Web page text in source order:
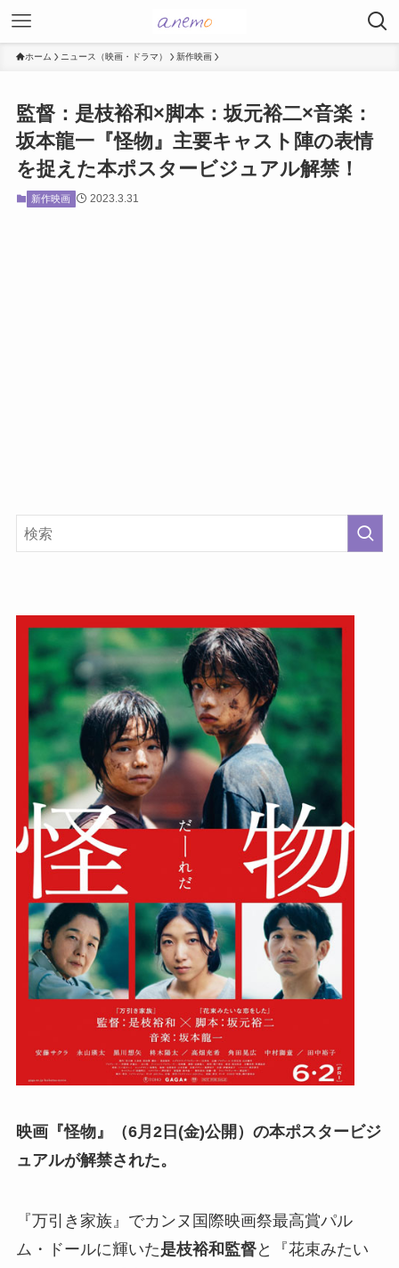
ホーム ニュース（映画・ドラマ） 新作映画
監督：是枝裕和×脚本：坂元裕二×音楽：
坂本龍一『怪物』主要キャスト陣の表情
を捉えた本ポスタービジュアル解禁！
新作映画 2023.3.31
映画『怪物』（6月2日(金)公開）の本ポスタービジ
ュアルが解禁された。
『万引き家族』でカンヌ国際映画祭最高賞パル
ム・ドールに輝いた是枝裕和監督と『花束みたい